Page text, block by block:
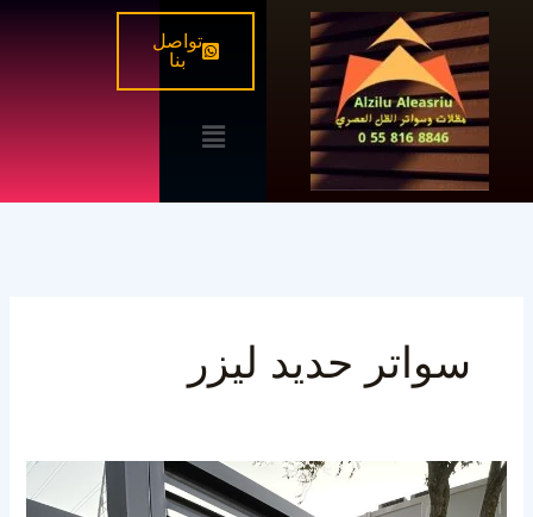
تخطي
المحتوى
تواصل
بنا
القائمة
سواتر حديد ليزر
سواتر
حديد